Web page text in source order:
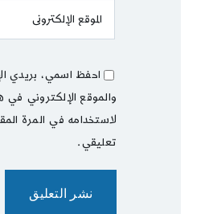
احفظ اسمي، بريدي
والموقع الإلكتروني في
لاستخدامه في المرة
تعليقي.